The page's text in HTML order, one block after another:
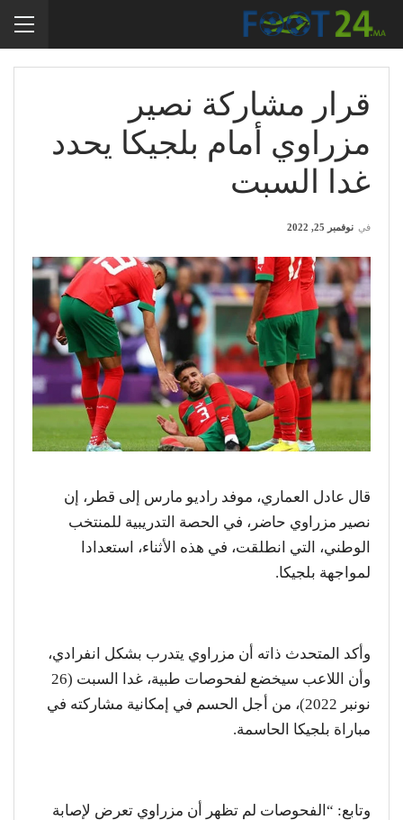
قرار مشاركة نصير
مزراوي أمام بلجيكا يحدد
غدا السبت
في نوفمبر 25, 2022
قال عادل العماري، موفد راديو مارس إلى قطر، إن
نصير مزراوي حاضر، في الحصة التدريبية للمنتخب
الوطني، التي انطلقت، في هذه الأثناء، استعدادا
لمواجهة بلجيكا.
وأكد المتحدث ذاته أن مزراوي يتدرب بشكل انفرادي،
وأن اللاعب سيخضع لفحوصات طبية، غدا السبت (26
نونبر 2022)، من أجل الحسم في إمكانية مشاركته في
مباراة بلجيكا الحاسمة.
وتابع: “الفحوصات لم تظهر أن مزراوي تعرض لإصابة